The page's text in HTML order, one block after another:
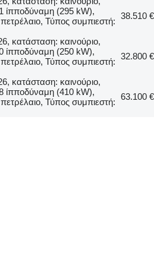
ίπποδύναμη (295 kW),
Τύπος συμπιεστή:
38.510 €
κατάσταση: καινούριο,
ίπποδύναμη (250 kW),
Τύπος συμπιεστή:
32.800 €
κατάσταση: καινούριο,
ίπποδύναμη (410 kW),
Τύπος συμπιεστή:
63.100 €